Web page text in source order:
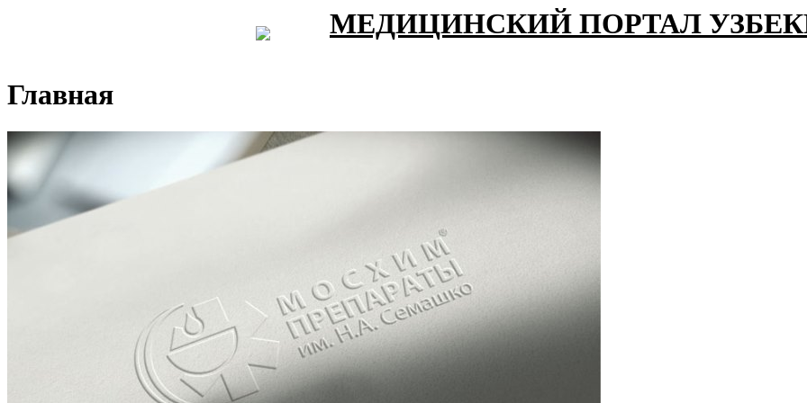
МЕДИЦИНСКИЙ ПОРТАЛ
Главная